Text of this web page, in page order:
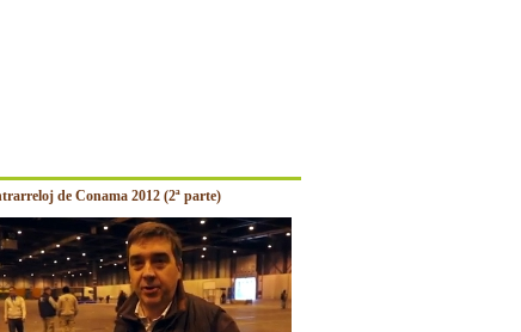
de Conama 2012 (2ª parte)